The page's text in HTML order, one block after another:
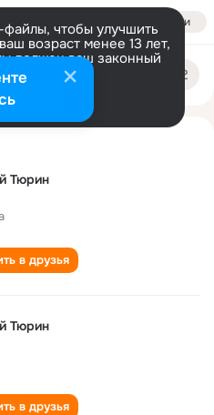
Войти
чтобы улучшить
возраст менее 13 лет,
должен ваш законный
информации
Тюрин
в друзья
Тюрин
в друзья